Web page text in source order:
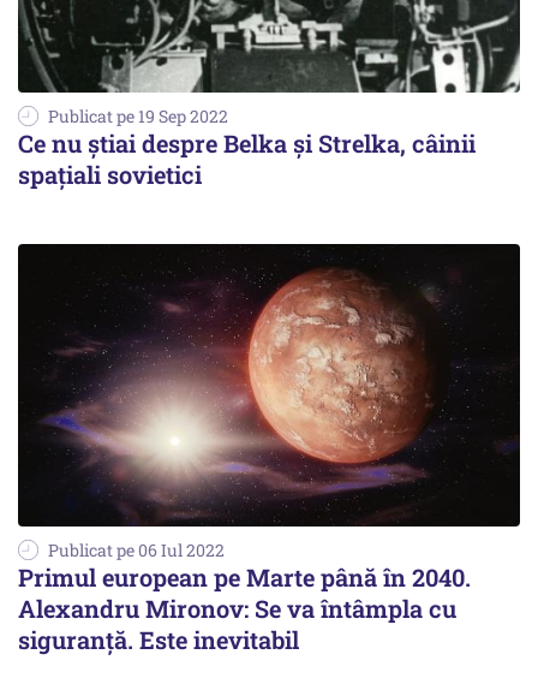
Publicat pe 19 Sep 2022
Ce nu ştiai despre Belka și Strelka, câinii
spațiali sovietici
Publicat pe 06 Iul 2022
Primul european pe Marte până în 2040.
Alexandru Mironov: Se va întâmpla cu
siguranță. Este inevitabil